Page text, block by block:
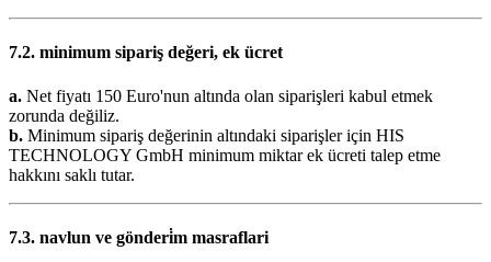
7.2. minimum sipariş değeri, ek ücret
a. Net fiyatı 150 Euro'nun altında olan siparişleri kabul etmek
zorunda değiliz.
b. Minimum sipariş değerinin altındaki siparişler için HIS
TECHNOLOGY GmbH minimum miktar ek ücreti talep etme
hakkını saklı tutar.
7.3. navlun ve gönderi̇m masraflari